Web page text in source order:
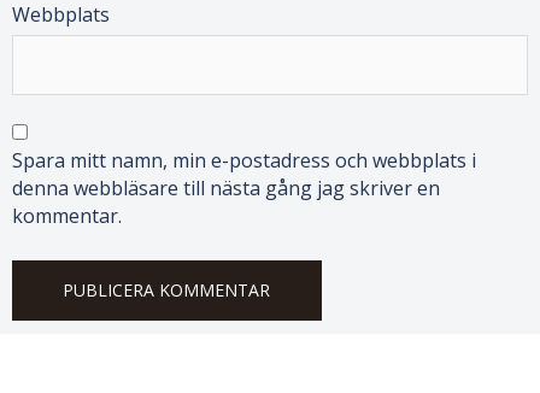
Webbplats
Spara mitt namn, min e-postadress och webbplats i
denna webbläsare till nästa gång jag skriver en
kommentar.